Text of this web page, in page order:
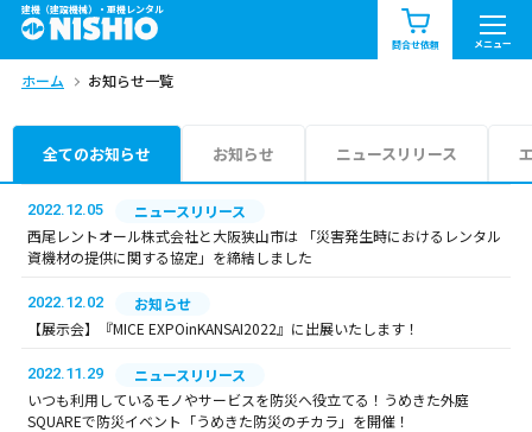
建機（建設機械）・重機レンタル
問合せ依頼 メニュー
商品一覧 お知らせ一覧
問合せ依頼リスト
エリア情報を見る
中部 関西
九州・沖縄（外部）
ホーム お知らせ一覧
全てのお知らせ お知らせ ニュースリリース
2022.12.05
ニュースリリース
西尾レントオール株式会社と大阪狭山市は 「災害発生時におけるレンタル
資機材の提供に関する協定」を締結しました
2022.12.02
お知らせ
【展示会】『MICE EXPOinKANSAI2022』に出展いたします！
2022.11.29
ニュースリリース
いつも利用しているモノやサービスを防災へ役立てる！うめきた外庭
SQUAREで防災イベント「うめきた防災のチカラ」を開催！